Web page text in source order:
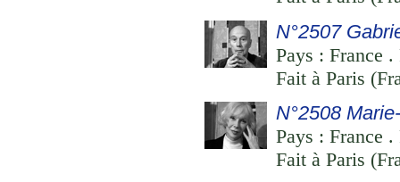
N°2507
Pays : France
Fait à Paris
N°2508
Pays : France
Fait à Paris